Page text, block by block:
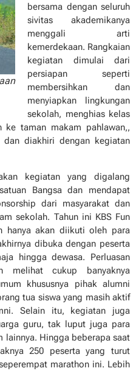
bersama dengan seluruh
sivitas akademikanya
menggali arti
kemerdekaan. Rangkaian
kegiatan dimulai dari
persiapan seperti
membersihkan dan
menyiapkan lingkungan
sekolah, menghias kelas
ke taman makam pahlawan,,
dan diakhiri dengan kegiatan
kegiatan yang digalang
Bangsa dan mendapat
dari masyarakat dan
sekolah. Tahun ini KBS Fun
hanya akan diikuti oleh para
dibuka dengan peserta
hingga dewasa. Perluasan
melihat cukup banyaknya
khususnya pihak alumni
tua siswa yang masih aktif
Selain itu, kegiatan juga
guru, tak luput juga para
lainnya. Hingga beberapa saat
250 peserta yang turut
marathon ini. Lebih